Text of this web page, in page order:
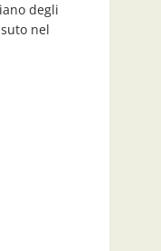
degli
nel